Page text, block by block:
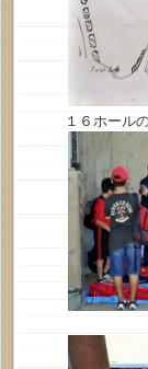
１６ホール